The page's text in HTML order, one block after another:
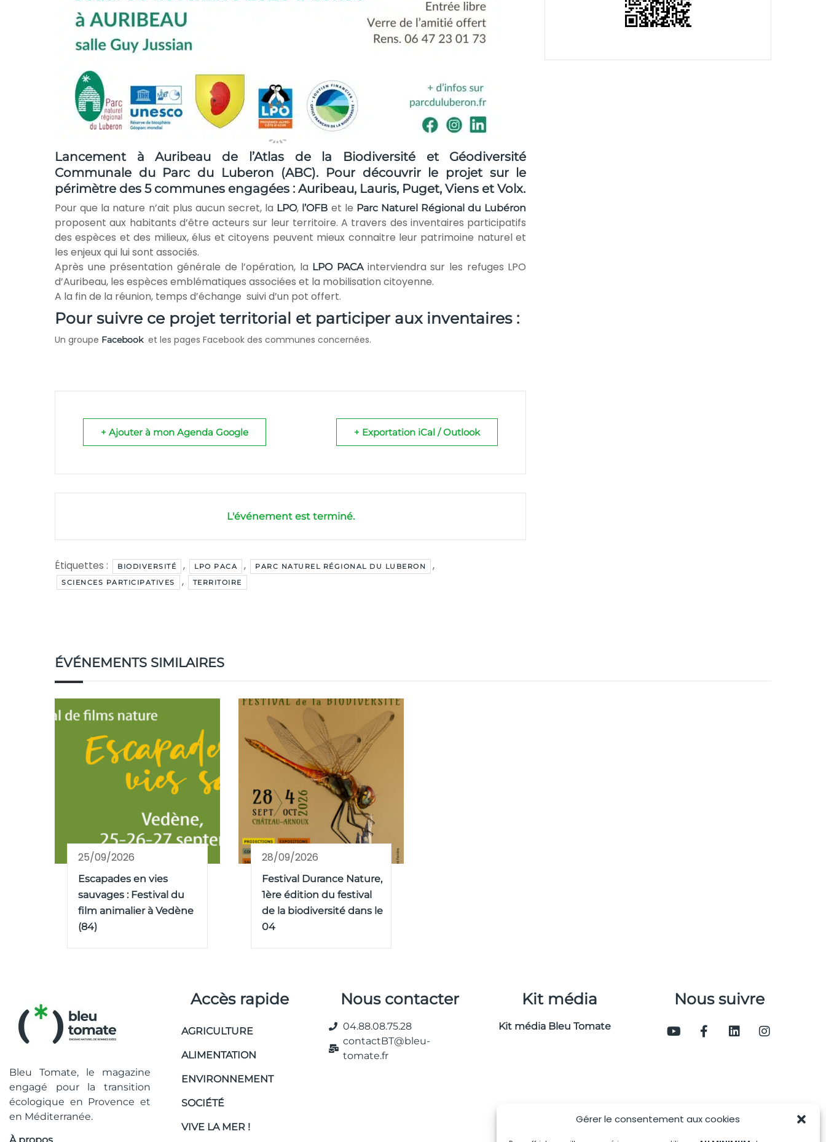
Gérer le consentement aux cookies
Lancement à Auribeau de l’Atlas de la Biodiversité et Géodiversité
Communale du Parc du Luberon (ABC). Pour découvrir le projet sur le
périmètre des 5 communes engagées : Auribeau, Lauris, Puget, Viens etVolx.
Pour que la nature n’ait plus aucun secret, la LPO, l’OFB et le Parc Naturel Régional du Lubéron
proposent aux habitants d’être acteurs sur leur territoire. A travers des inventaires participatifs
des espèces et des milieux, élus et citoyens peuvent mieux connaitre leur patrimoine naturel et
les enjeux qui lui sont associés.
Après une présentation générale de l’opération, la LPO PACAinterviendra sur les refuges LPO
d’Auribeau, les espèces emblématiques associées et la mobilisation citoyenne.
A la fin de la réunion, temps d’échange suivi d’un pot offert.
Pour suivre ce projet territorial et participer aux inventaires :
Un groupe Facebook et les pages Facebook des communes concernées.
+ Ajouter à mon Agenda Google + Exportation iCal / Outlook
L'événement est terminé.
Étiquettes : BIODIVERSITÉ , LPO PACA , PARC NATUREL RÉGIONAL DU LUBERON ,
SCIENCES PARTICIPATIVES , TERRITOIRE
ÉVÉNEMENTS SIMILAIRES
25/09/2026
Escapades en vies
sauvages : Festival du
film animalier à Vedène
(84)
28/09/2026
Festival Durance Nature,
1ère édition du festival
de la biodiversité dans le
04
Bleu Tomate, le magazine
engagé pour la transition
écologique en Provence et
en Méditerranée.
Accès rapide
AGRICULTURE
ALIMENTATION
ENVIRONNEMENT
SOCIÉTÉ
VIVE LA MER !
Nous contacter
04.88.08.75.28
contactBT@bleu-
tomate.fr
Kit média
Kit média Bleu Tomate
Nous suivre